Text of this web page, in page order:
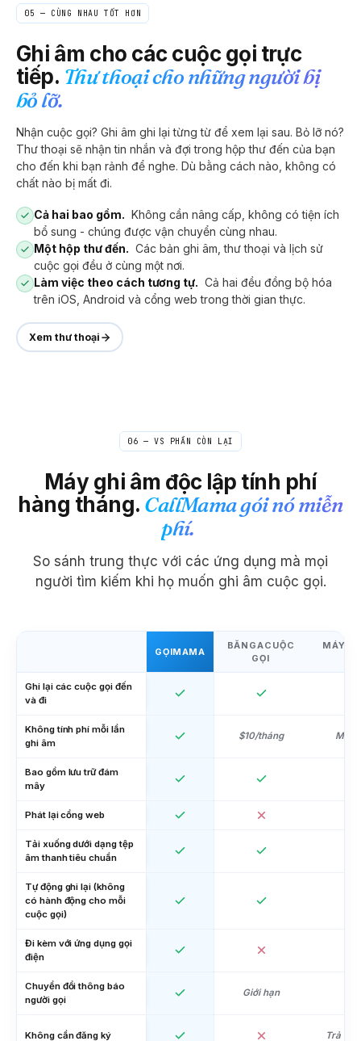
05 — CÙNG NHAU TỐT HƠN
Ghi âm cho các cuộc gọi trực
tiếp. Thư thoại cho những người bị
bỏ lỡ.
Nhận cuộc gọi? Ghi âm ghi lại từng từ để xem lại sau. Bỏ lỡ nó?
Thư thoại sẽ nhận tin nhắn và đợi trong hộp thư đến của bạn
cho đến khi bạn rảnh để nghe. Dù bằng cách nào, không có
chất nào bị mất đi.
Cả hai bao gồm. Không cần nâng cấp, không có tiện ích
bổ sung - chúng được vận chuyển cùng nhau.
Một hộp thư đến. Các bản ghi âm, thư thoại và lịch sử
cuộc gọi đều ở cùng một nơi.
Làm việc theo cách tương tự. Cả hai đều đồng bộ hóa
trên iOS, Android và cổng web trong thời gian thực.
Xem thư thoại
06 — VS PHẦN CÒN LẠI
Máy ghi âm độc lập tính phí
hàng tháng. CallMama gói nó miễn
phí.
So sánh trung thực với các ứng dụng mà mọi
người tìm kiếm khi họ muốn ghi âm cuộc gọi.
GỌIMAMA
BĂNGACUỘC
GỌI
MÁY
Ghi lại các cuộc gọi đến
và đi
Không tính phí mỗi lần
ghi âm
$10/tháng Miễn
Bao gồm lưu trữ đám
mây
Phát lại cổng web
Tải xuống dưới dạng tệp
âm thanh tiêu chuẩn
Tự động ghi lại (không
có hành động cho mỗi
cuộc gọi)
Đi kèm với ứng dụng gọi
điện
Chuyển đổi thông báo
người gọi
Giới hạn
Không cần đăng ký Trả